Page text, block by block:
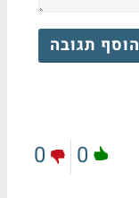
הוסף תגובה
0
0